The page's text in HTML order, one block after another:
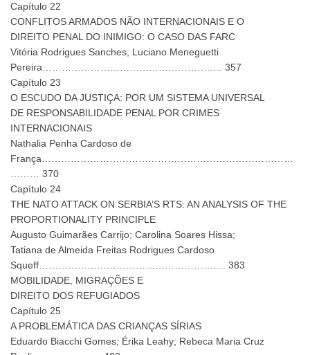
Capítulo 22
CONFLITOS ARMADOS NÃO INTERNACIONAIS E O
DIREITO PENAL DO INIMIGO: O CASO DAS FARC
Vitória Rodrigues Sanches; Luciano Meneguetti
Pereira……………………………………………….. 357
Capítulo 23
O ESCUDO DA JUSTIÇA: POR UM SISTEMA UNIVERSAL
DE RESPONSABILIDADE PENAL POR CRIMES
INTERNACIONAIS
Nathalia Penha Cardoso de
França……………………………………………………………………
……… 370
Capítulo 24
THE NATO ATTACK ON SERBIA’S RTS: AN ANALYSIS OF THE
PROPORTIONALITY PRINCIPLE
Augusto Guimarães Carrijo; Carolina Soares Hissa;
Tatiana de Almeida Freitas Rodrigues Cardoso
Squeff…………………………………………………. 383
MOBILIDADE, MIGRAÇÕES E
DIREITO DOS REFUGIADOS
Capítulo 25
A PROBLEMÁTICA DAS CRIANÇAS SÍRIAS
Eduardo Biacchi Gomes; Érika Leahy; Rebeca Maria Cruz